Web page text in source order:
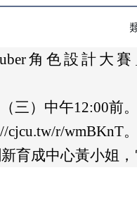
角色設計大
三）中午12:00前。
r/wmBKnT。
育成中心黃小姐，